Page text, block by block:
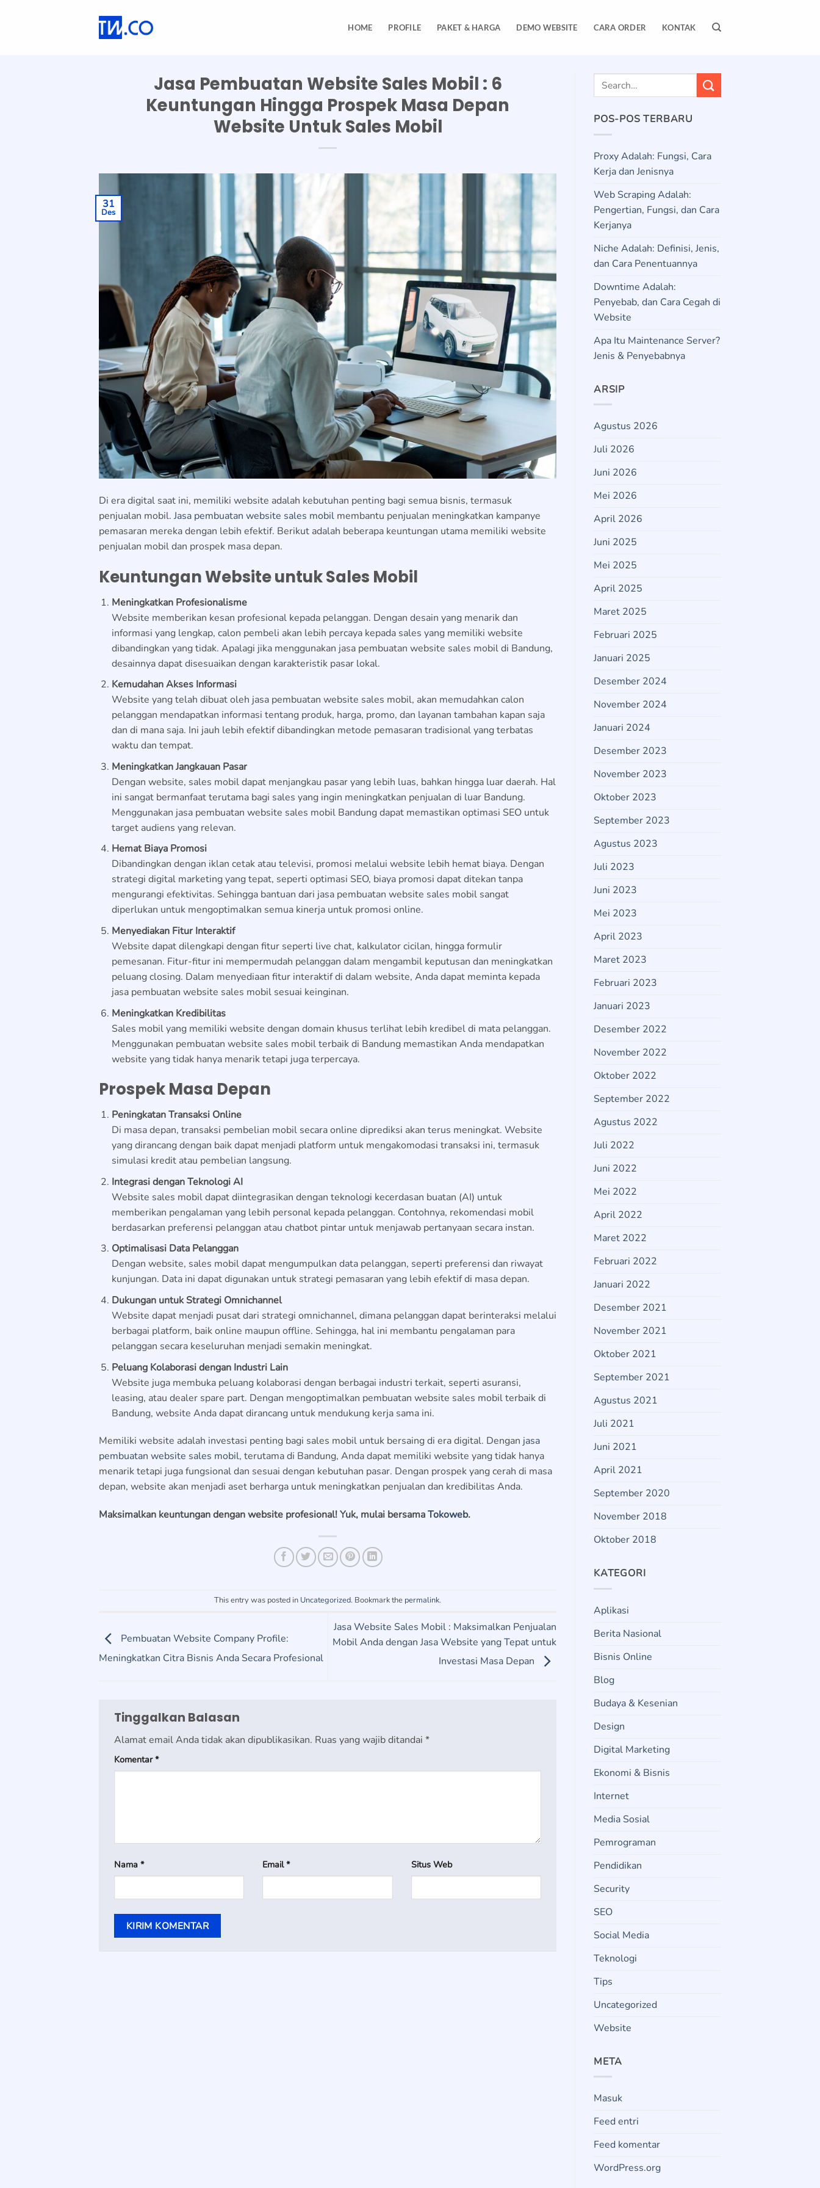
HOME PROFILE PAKET & HARGA DEMO WEBSITE CARA ORDER KONTAK
Jasa Pembuatan Website Sales Mobil : 6
Keuntungan Hingga Prospek Masa Depan
Website Untuk Sales Mobil
31
Des
Di era digital saat ini, memiliki website adalah kebutuhan penting bagi semua bisnis, termasuk
penjualan mobil. Jasa pembuatan website sales mobil membantu penjualan meningkatkan kampanye
pemasaran mereka dengan lebih efektif. Berikut adalah beberapa keuntungan utama memiliki website
penjualan mobil dan prospek masa depan.
Keuntungan Website untuk Sales Mobil
Meningkatkan Profesionalisme
Website memberikan kesan profesional kepada pelanggan. Dengan desain yang menarik dan
informasi yang lengkap, calon pembeli akan lebih percaya kepada sales yang memiliki website
dibandingkan yang tidak. Apalagi jika menggunakan jasa pembuatan website sales mobil di Bandung,
desainnya dapat disesuaikan dengan karakteristik pasar lokal.
Kemudahan Akses Informasi
Website yang telah dibuat oleh jasa pembuatan website sales mobil, akan memudahkan calon
pelanggan mendapatkan informasi tentang produk, harga, promo, dan layanan tambahan kapan saja
dan di mana saja. Ini jauh lebih efektif dibandingkan metode pemasaran tradisional yang terbatas
waktu dan tempat.
Meningkatkan Jangkauan Pasar
Dengan website, sales mobil dapat menjangkau pasar yang lebih luas, bahkan hingga luar daerah. Hal
ini sangat bermanfaat terutama bagi sales yang ingin meningkatkan penjualan di luar Bandung.
Menggunakan jasa pembuatan website sales mobilBandung dapat memastikan optimasi SEO untuk
target audiens yang relevan.
Hemat Biaya Promosi
Dibandingkan dengan iklan cetak atau televisi, promosi melalui website lebih hemat biaya. Dengan
strategi digital marketing yang tepat, seperti optimasi SEO, biaya promosi dapat ditekan tanpa
mengurangi efektivitas. Sehingga bantuan dari jasa pembuatan website sales mobilsangat
diperlukan untuk mengoptimalkan semua kinerja untuk promosi online.
Menyediakan Fitur Interaktif
Website dapat dilengkapi dengan fitur seperti live chat, kalkulator cicilan, hingga formulir
pemesanan. Fitur-fitur ini mempermudah pelanggan dalam mengambil keputusan dan meningkatkan
peluang closing. Dalam menyediaan fitur interaktif di dalam website, Anda dapat meminta kepada
jasa pembuatan website sales mobil sesuai keinginan.
Meningkatkan Kredibilitas
Sales mobil yang memiliki website dengan domain khusus terlihat lebih kredibel di mata pelanggan.
Menggunakan pembuatan website sales mobilterbaik di Bandung memastikan Anda mendapatkan
website yang tidak hanya menarik tetapi juga terpercaya.
Prospek Masa Depan
Peningkatan Transaksi Online
Di masa depan, transaksi pembelian mobil secara online diprediksi akan terus meningkat. Website
yang dirancang dengan baik dapat menjadi platform untuk mengakomodasi transaksi ini, termasuk
simulasi kredit atau pembelian langsung.
Integrasi dengan Teknologi AI
Website sales mobil dapat diintegrasikan dengan teknologi kecerdasan buatan (AI) untuk
memberikan pengalaman yang lebih personal kepada pelanggan. Contohnya, rekomendasi mobil
berdasarkan preferensi pelanggan atau chatbot pintar untuk menjawab pertanyaan secara instan.
Optimalisasi Data Pelanggan
Dengan website, sales mobil dapat mengumpulkan data pelanggan, seperti preferensi dan riwayat
kunjungan. Data ini dapat digunakan untuk strategi pemasaran yang lebih efektif di masa depan.
Dukungan untuk Strategi Omnichannel
Website dapat menjadi pusat dari strategi omnichannel, dimana pelanggan dapat berinteraksi melalui
berbagai platform, baik online maupun offline. Sehingga, hal ini membantu pengalaman para
pelanggan secara keseluruhan menjadi semakin meningkat.
Peluang Kolaborasi dengan Industri Lain
Website juga membuka peluang kolaborasi dengan berbagai industri terkait, seperti asuransi,
leasing, atau dealer spare part. Dengan mengoptimalkan pembuatan website sales mobilterbaik di
Bandung, website Anda dapat dirancang untuk mendukung kerja sama ini.
Memiliki website adalah investasi penting bagi sales mobil untuk bersaing di era digital. Dengan jasa
pembuatan website sales mobil, terutama di Bandung, Anda dapat memiliki website yang tidak hanya
menarik tetapi juga fungsional dan sesuai dengan kebutuhan pasar. Dengan prospek yang cerah di masa
depan, website akan menjadi aset berharga untuk meningkatkan penjualan dan kredibilitas Anda.
Maksimalkan keuntungan dengan website profesional! Yuk, mulai bersamaTokoweb.
This entry was posted in Uncategorized. Bookmark the permalink.
Pembuatan Website Company Profile:
Meningkatkan Citra Bisnis Anda Secara Profesional
Jasa Website Sales Mobil : Maksimalkan Penjualan
Mobil Anda dengan Jasa Website yang Tepat untuk
Investasi Masa Depan
Tinggalkan Balasan
Alamat email Anda tidak akan dipublikasikan. Ruas yang wajib ditandai *
Komentar*
Nama * Email* Situs Web
POS-POS TERBARU
Proxy Adalah: Fungsi, Cara
Kerja dan Jenisnya
Web Scraping Adalah:
Pengertian, Fungsi, dan Cara
Kerjanya
Niche Adalah: Definisi, Jenis,
dan Cara Penentuannya
Downtime Adalah:
Penyebab, dan Cara Cegah di
Website
Apa Itu Maintenance Server?
Jenis & Penyebabnya
ARSIP
Agustus 2026
Juli 2026
Juni 2026
Mei 2026
April 2026
Juni 2025
Mei 2025
April 2025
Maret 2025
Februari 2025
Januari 2025
Desember 2024
November 2024
Januari 2024
Desember 2023
November 2023
Oktober 2023
September 2023
Agustus 2023
Juli 2023
Juni 2023
Mei 2023
April 2023
Maret 2023
Februari 2023
Januari 2023
Desember 2022
November 2022
Oktober 2022
September 2022
Agustus 2022
Juli 2022
Juni 2022
Mei 2022
April 2022
Maret 2022
Februari 2022
Januari 2022
Desember 2021
November 2021
Oktober 2021
September 2021
Agustus 2021
Juli 2021
Juni 2021
April 2021
September 2020
November 2018
Oktober 2018
KATEGORI
Aplikasi
Berita Nasional
Bisnis Online
Blog
Budaya & Kesenian
Design
Digital Marketing
Ekonomi & Bisnis
Internet
Media Sosial
Pemrograman
Pendidikan
Security
SEO
Social Media
Teknologi
Tips
Uncategorized
Website
META
Masuk
Feed entri
Feed komentar
WordPress.org